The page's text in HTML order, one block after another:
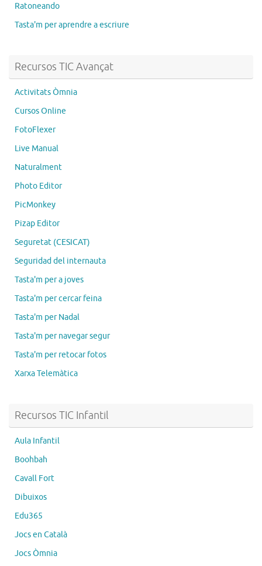
Ratoneando
Tasta'm per aprendre a escriure
Recursos TIC Avançat
Activitats Òmnia
Cursos Online
FotoFlexer
Live Manual
Naturalment
Photo Editor
PicMonkey
Pizap Editor
Seguretat (CESICAT)
Seguridad del internauta
Tasta'm per a joves
Tasta'm per cercar feina
Tasta'm per Nadal
Tasta'm per navegar segur
Tasta'm per retocar fotos
Xarxa Telemàtica
Recursos TIC Infantil
Aula Infantil
Boohbah
Cavall Fort
Dibuixos
Edu365
Jocs en Català
Jocs Òmnia